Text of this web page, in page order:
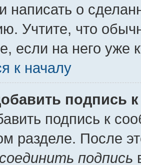
написать о
Учтите, что
если на него уже
к началу
подпись
подпись к
разделе. После
подпись